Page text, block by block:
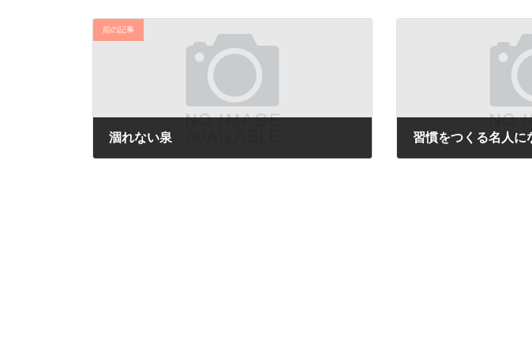
前の記事
涸れない泉 習慣をつくる名人に